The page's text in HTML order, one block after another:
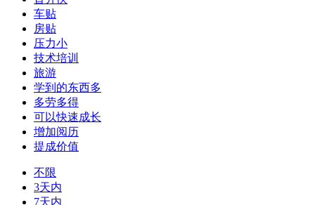
车贴
房贴
压力小
技术培训
旅游
学到的东西多
多劳多得
可以快速成长
增加阅历
提成价值
不限
3天内
7天内